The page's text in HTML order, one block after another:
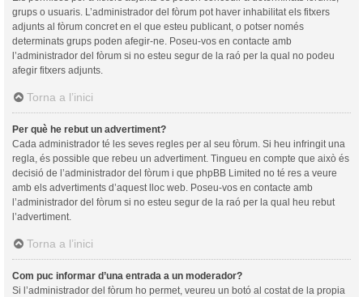
grups o usuaris. L’administrador del fòrum pot haver inhabilitat els fitxers
adjunts al fòrum concret en el que esteu publicant, o potser només
determinats grups poden afegir-ne. Poseu-vos en contacte amb
l’administrador del fòrum si no esteu segur de la raó per la qual no podeu
afegir fitxers adjunts.
Torna a l’inici
Per què he rebut un advertiment?
Cada administrador té les seves regles per al seu fòrum. Si heu infringit una
regla, és possible que rebeu un advertiment. Tingueu en compte que això és
decisió de l’administrador del fòrum i que phpBB Limited no té res a veure
amb els advertiments d’aquest lloc web. Poseu-vos en contacte amb
l’administrador del fòrum si no esteu segur de la raó per la qual heu rebut
l’advertiment.
Torna a l’inici
Com puc informar d’una entrada a un moderador?
Si l’administrador del fòrum ho permet, veureu un botó al costat de la propia